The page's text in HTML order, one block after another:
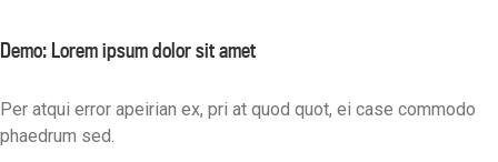
Demo: Lorem ipsum dolor sit amet
Per atqui error apeirian ex, pri at quod quot, ei case commodo
phaedrum sed.